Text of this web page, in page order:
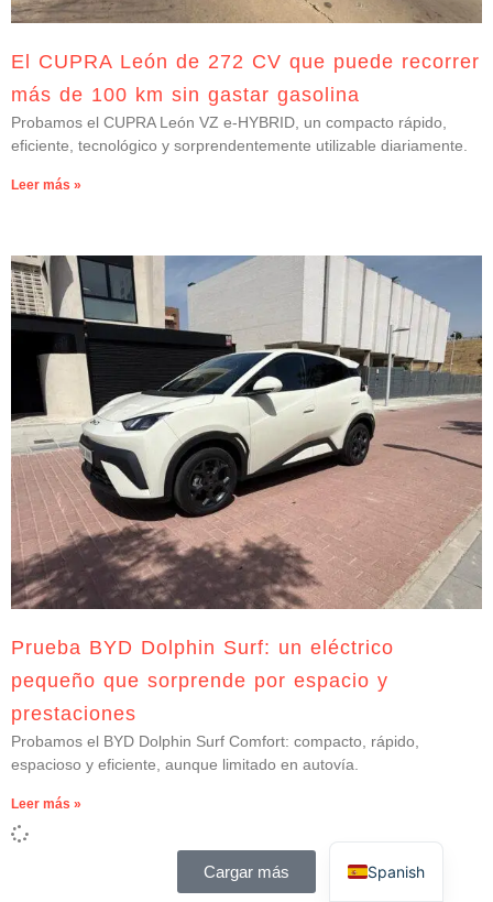
El CUPRA León de 272 CV que puede recorrer
más de 100 km sin gastar gasolina
Probamos el CUPRA León VZ e-HYBRID, un compacto rápido,
eficiente, tecnológico y sorprendentemente utilizable diariamente.
Leer más »
Prueba BYD Dolphin Surf: un eléctrico
pequeño que sorprende por espacio y
prestaciones
Probamos el BYD Dolphin Surf Comfort: compacto, rápido,
espacioso y eficiente, aunque limitado en autovía.
Leer más »
Cargar más Spanish